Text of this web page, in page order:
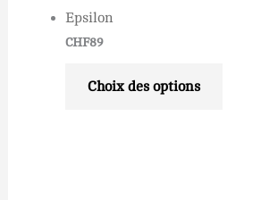
Epsilon
CHF89
Choix des options